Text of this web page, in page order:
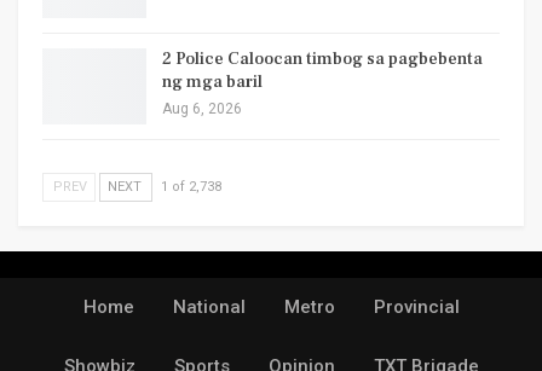
2 Police Caloocan timbog sa pagbebenta
ng mga baril
Aug 6, 2026
PREV NEXT 1 of 2,738
Home National Metro Provincial
Showbiz Sports Opinion TXT Brigade